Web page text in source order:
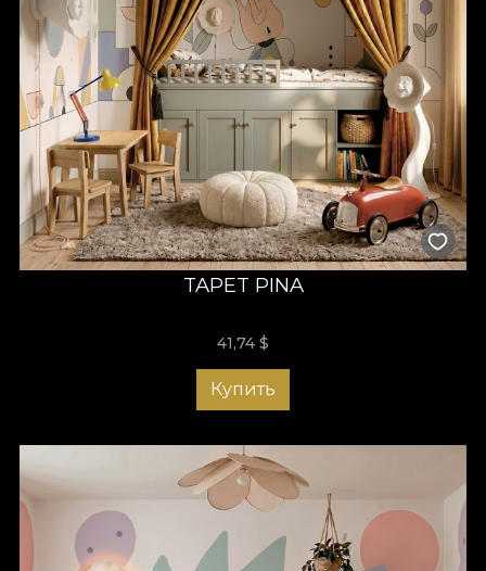
TAPET PINA
41,74 $
Купить